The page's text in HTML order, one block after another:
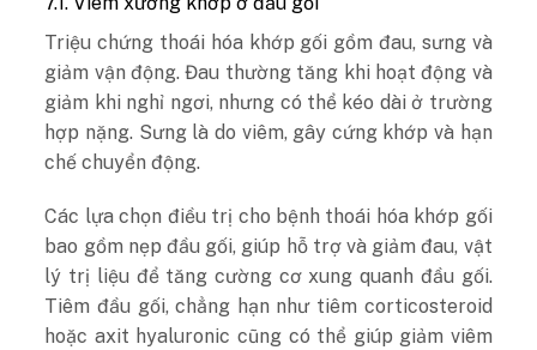
Triệu chứng thoái hóa khớp gối gồm đau, sưng và
giảm vận động. Đau thường tăng khi hoạt động và
giảm khi nghỉ ngơi, nhưng có thể kéo dài ở trường
hợp nặng. Sưng là do viêm, gây cứng khớp và hạn
chế chuyển động.
Các lựa chọn điều trị cho bệnh thoái hóa khớp gối
bao gồm nẹp đầu gối, giúp hỗ trợ và giảm đau, vật
lý trị liệu để tăng cường cơ xung quanh đầu gối.
Tiêm đầu gối, chẳng hạn như tiêm corticosteroid
hoặc axit hyaluronic cũng có thể giúp giảm viêm